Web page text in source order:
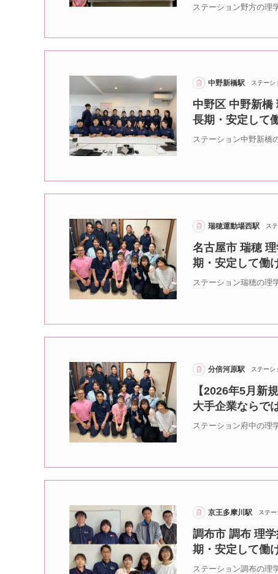
ステーション野方の理
中野新橋駅 ステーシ
中野区 中野新橋
長期・安定して
ステーション中野新橋
瑞穂運動場西駅 ス
名古屋市 瑞穂
期・安定して働
ステーション瑞穂の理
分倍河原駅 ステーシ
【2026年5月新
大手企業ならで
ステーション府中の理
京王多摩川駅 ステ
調布市 調布 理
期・安定して働
ステーション調布の理